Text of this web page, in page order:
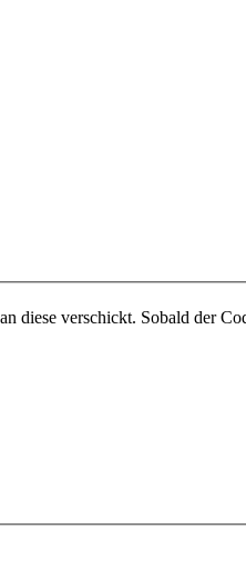
verschickt. Sobald der